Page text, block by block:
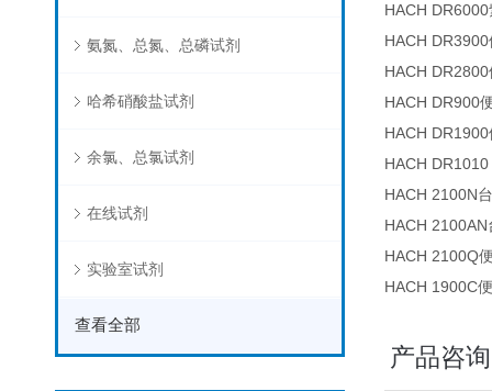
氨氮、总氮、总磷试剂
哈希硝酸盐试剂
余氯、总氯试剂
在线试剂
实验室试剂
查看全部
HACH
HACH
HACH
HACH DR900
HACH
HACH
HACH 2100N
HACH
HACH 2100Q
HACH 1900C
产品咨询